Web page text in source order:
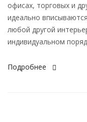
офисах, торговых и
идеально
любой другой
индивидуальном
Подробнее